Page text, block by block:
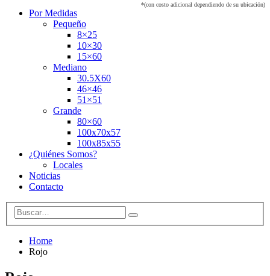
*(con costo adicional dependiendo de su ubicación)
Por Medidas
Pequeño
8×25
10×30
15×60
Mediano
30.5X60
46×46
51×51
Grande
80×60
100x70x57
100x85x55
¿Quiénes Somos?
Locales
Noticias
Contacto
Home
Rojo